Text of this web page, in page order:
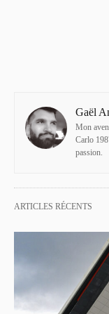
Gaël
Mon
Carlo
passion.
ARTICLES RÉCENTS